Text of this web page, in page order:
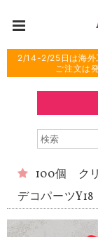
2/14-2/25日は海外
ご注文は
100個 ク
デコパーツY18